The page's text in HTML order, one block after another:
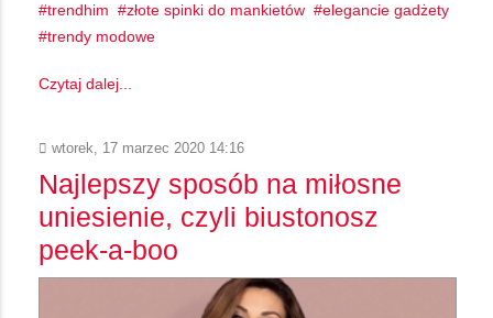
trendhim
złote spinki do mankietów
elegancie gadżety
trendy modowe
Czytaj dalej...
wtorek, 17 marzec 2020 14:16
Najlepszy sposób na miłosne
uniesienie, czyli biustonosz
peek-a-boo